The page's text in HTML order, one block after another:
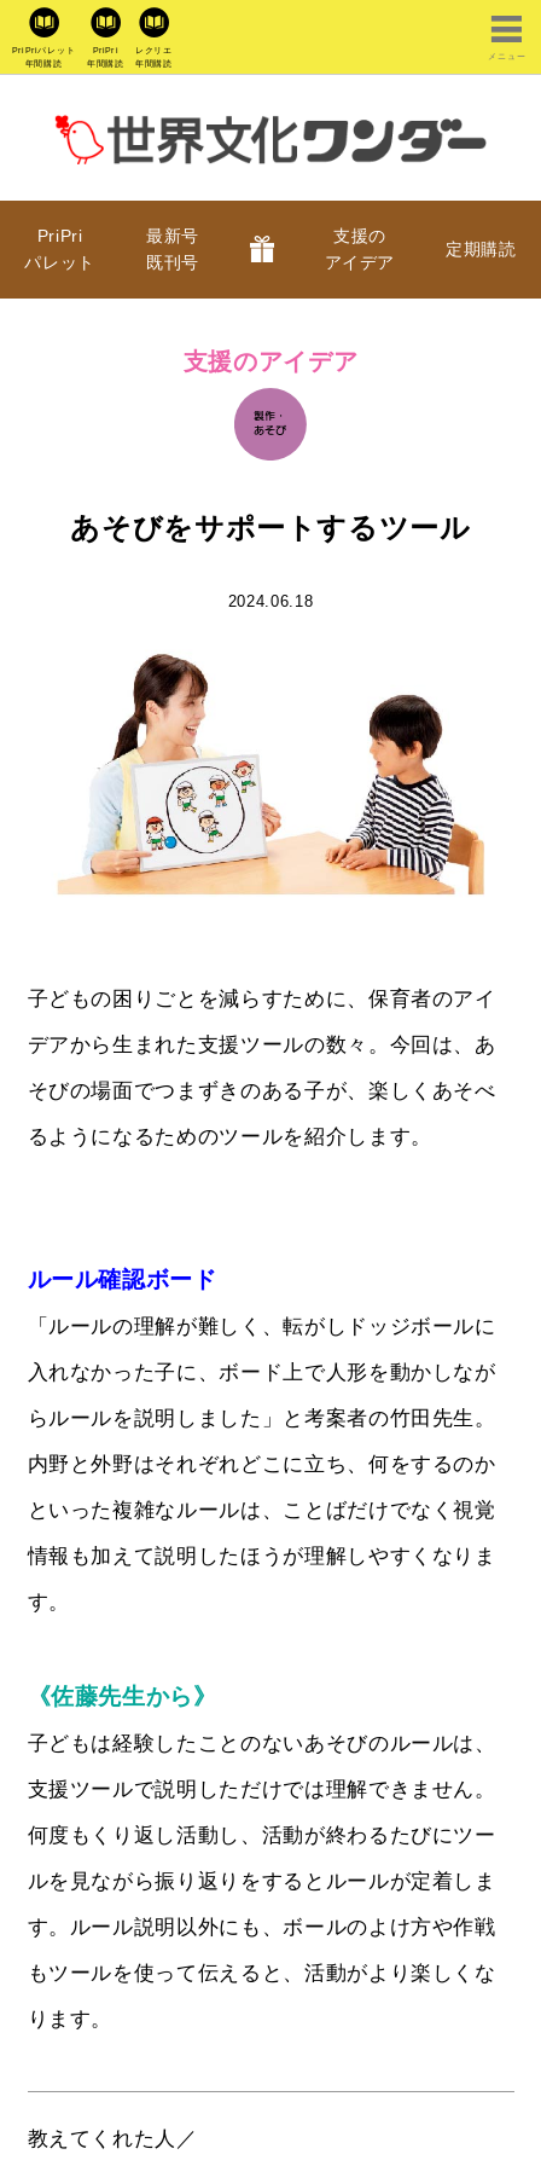
PriPriパレット
年間購読
PriPri
年間購読
レクリエ
年間購読
メニュー
PriPri
パレット
最新号
既刊号
支援の
アイデア
定期購読
支援のアイデア
あそびをサポートするツール
2024.06.18
子どもの困りごとを減らすために、保育者のアイ
デアから生まれた支援ツールの数々。今回は、あ
そびの場面でつまずきのある子が、楽しくあそべ
るようになるためのツールを紹介します。
ルール確認ボード
「ルールの理解が難しく、転がしドッジボールに
入れなかった子に、ボード上で人形を動かしなが
らルールを説明しました」と考案者の竹田先生。
内野と外野はそれぞれどこに立ち、何をするのか
といった複雑なルールは、ことばだけでなく視覚
情報も加えて説明したほうが理解しやすくなりま
す。
《佐藤先生から》
子どもは経験したことのないあそびのルールは、
支援ツールで説明しただけでは理解できません。
何度もくり返し活動し、活動が終わるたびにツー
ルを見ながら振り返りをするとルールが定着しま
す。ルール説明以外にも、ボールのよけ方や作戦
もツールを使って伝えると、活動がより楽しくな
ります。
教えてくれた人／